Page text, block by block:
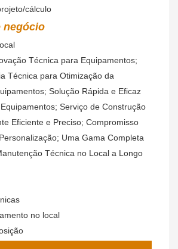
cálculo
negócio
Técnica para Equipamentos;
Técnica para Otimização da
Solução Rápida e Eficaz
Serviço de Construção
Eficiente e Preciso; Compromisso
Uma Gama Completa
Técnica no Local a Longo
no local